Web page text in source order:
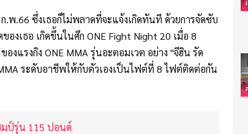
.พ.66 ซึ่งเธอก็ไม่พลาดที่จะแจ้งเกิดทันที ด้วยการจัดซับ
เธอ เกิดขึ้นในศึก ONE Fight Night 20 เมื่อ 8
งแรงกิง ONE MMA รุ่นอะตอมเวต อย่าง "จีฮิน รัด
ระดับอาชีพให้กับตัวเองเป็นไฟต์ที่ 8 ไฟต์ติดต่อกัน
มป์รุ่น 115 ปอนด์